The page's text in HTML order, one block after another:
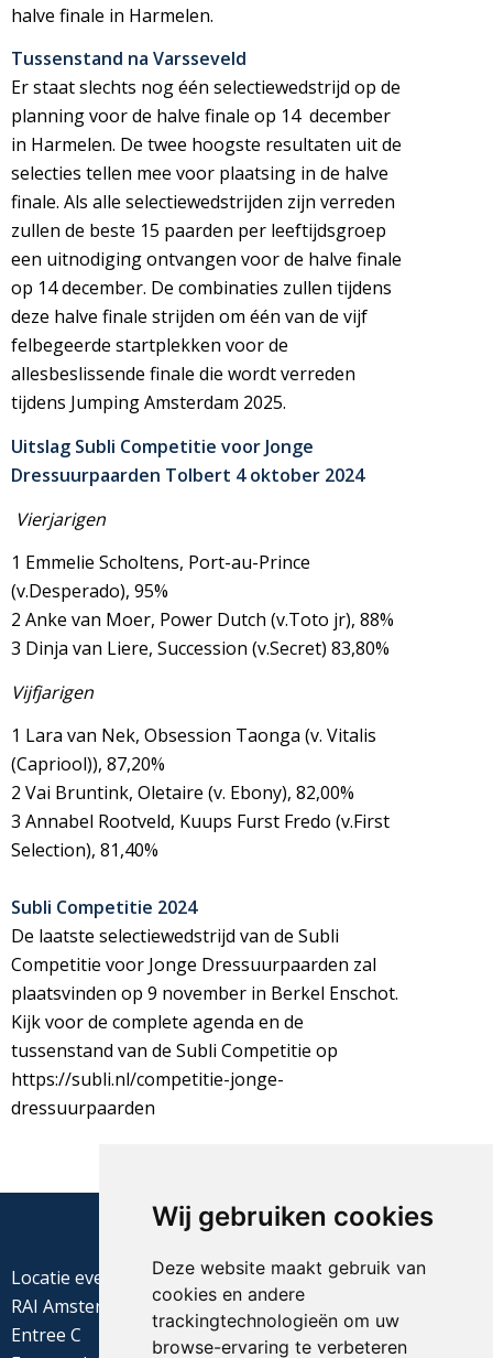
Wij gebruiken cookies
Deze website maakt gebruik van
cookies en andere
trackingtechnologieën om uw
browse-ervaring te verbeteren
halve finale in Harmelen.
Tussenstand na Varsseveld
Er staat slechts nog één selectiewedstrijd op de
planning voor de halve finale op 14 december
in Harmelen. De twee hoogste resultaten uit de
selecties tellen mee voor plaatsing in de halve
finale. Als alle selectiewedstrijden zijn verreden
zullen de beste 15 paarden per leeftijdsgroep
een uitnodiging ontvangen voor de halve finale
op 14 december. De combinaties zullen tijdens
deze halve finale strijden om één van de vijf
felbegeerde startplekken voor de
allesbeslissende finale die wordt verreden
tijdens Jumping Amsterdam 2025.
Uitslag Subli Competitie voor Jonge
Dressuurpaarden Tolbert 4 oktober 2024
Vierjarigen
1 Emmelie Scholtens, Port-au-Prince
(v.Desperado), 95%
2 Anke van Moer, Power Dutch (v.Toto jr), 88%
3 Dinja van Liere, Succession (v.Secret) 83,80%
Vijfjarigen
1 Lara van Nek, Obsession Taonga (v. Vitalis
(Capriool)), 87,20%
2 Vai Bruntink, Oletaire (v. Ebony), 82,00%
3 Annabel Rootveld, Kuups Furst Fredo (v.First
Selection), 81,40%
Subli Competitie 2024
De laatste selectiewedstrijd van de Subli
Competitie voor Jonge Dressuurpaarden zal
plaatsvinden op 9 november in Berkel Enschot.
Kijk voor de complete agenda en de
tussenstand van de Subli Competitie op
https://subli.nl/competitie-jonge-
dressuurpaarden
Locatie evenement
RAI Amsterdam
Entree C